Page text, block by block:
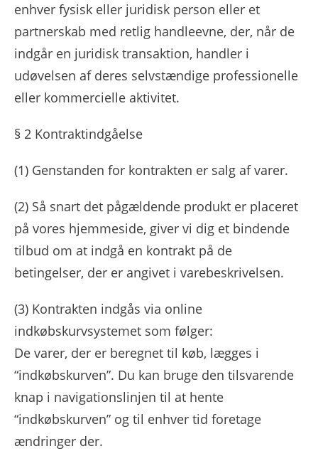
enhver fysisk eller juridisk person eller et
partnerskab med retlig handleevne, der, når de
indgår en juridisk transaktion, handler i
udøvelsen af ​​deres selvstændige professionelle
eller kommercielle aktivitet.
§ 2 Kontraktindgåelse
(1) Genstanden for kontrakten er salg af varer.
(2) Så snart det pågældende produkt er placeret
på vores hjemmeside, giver vi dig et bindende
tilbud om at indgå en kontrakt på de
betingelser, der er angivet i varebeskrivelsen.
(3) Kontrakten indgås via online
indkøbskurvsystemet som følger:
De varer, der er beregnet til køb, lægges i
“indkøbskurven”. Du kan bruge den tilsvarende
knap i navigationslinjen til at hente
“indkøbskurven” og til enhver tid foretage
ændringer der.